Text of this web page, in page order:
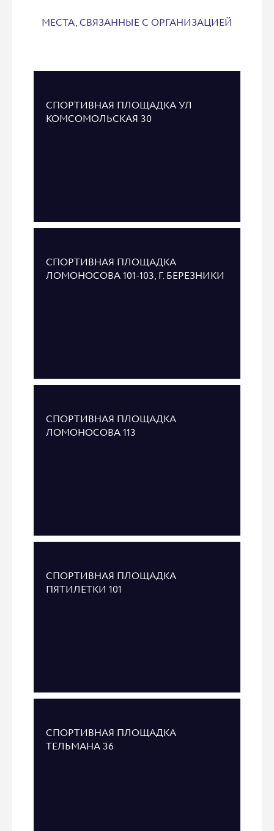
МЕСТА, СВЯЗАННЫЕ С ОРГАНИЗАЦИЕЙ
СПОРТИВНАЯ ПЛОЩАДКА УЛ
КОМСОМОЛЬСКАЯ 30
СПОРТИВНАЯ ПЛОЩАДКА
ЛОМОНОСОВА 101-103, Г. БЕРЕЗНИКИ
СПОРТИВНАЯ ПЛОЩАДКА
ЛОМОНОСОВА 113
СПОРТИВНАЯ ПЛОЩАДКА
ПЯТИЛЕТКИ 101
СПОРТИВНАЯ ПЛОЩАДКА
ТЕЛЬМАНА 36